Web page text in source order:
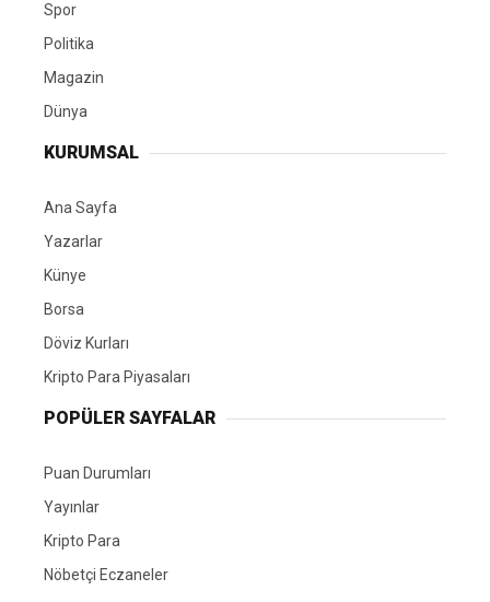
Spor
Politika
Magazin
Dünya
KURUMSAL
Ana Sayfa
Yazarlar
Künye
Borsa
Döviz Kurları
Kripto Para Piyasaları
POPÜLER SAYFALAR
Puan Durumları
Yayınlar
Kripto Para
Nöbetçi Eczaneler